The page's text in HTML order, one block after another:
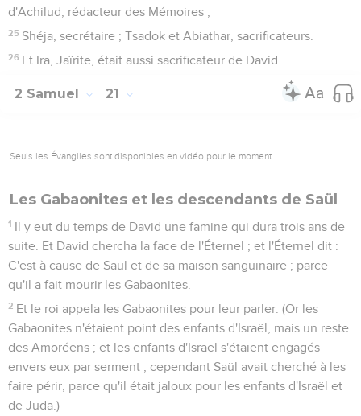
d'Achilud, rédacteur des Mémoires ;
25 Shéja, secrétaire ; Tsadok et Abiathar, sacrificateurs.
26 Et Ira, Jaïrite, était aussi sacrificateur de David.
2 Samuel 21
Seuls les Évangiles sont disponibles en vidéo pour le moment.
Les Gabaonites et les descendants de Saül
1 Il y eut du temps de David une famine qui dura trois ans de
suite. Et David chercha la face de l'Éternel ; et l'Éternel dit :
C'est à cause de Saül et de sa maison sanguinaire ; parce
qu'il a fait mourir les Gabaonites.
2 Et le roi appela les Gabaonites pour leur parler. (Or les
Gabaonites n'étaient point des enfants d'Israël, mais un reste
des Amoréens ; et les enfants d'Israël s'étaient engagés
envers eux par serment ; cependant Saül avait cherché à les
faire périr, parce qu'il était jaloux pour les enfants d'Israël et
de Juda.)